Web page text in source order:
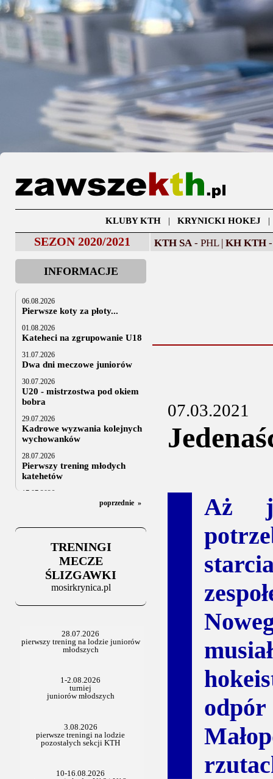
KLUBY KTH| KRYNICKI HOKEJ
SEZON 2020/2021 KTH SA - PHL | KH KTH
INFORMACJE
06.08.2026
Pierwsze koty za płoty...
01.08.2026
Kateheci na zgrupowanie U18
31.07.2026
Dwa dni meczowe juniorów
30.07.2026
U20 - mistrzostwa pod okiem
bobra
29.07.2026
Kadrowe wyzwania kolejnych
wychowanków
28.07.2026
Pierwszy trening młodych
katehetów
17.07.2026
U20: z kraju i z zagranicy
Za trzy tygodnie na lód
06.07.2025
Stowarzyszenie po Walnym
poprzednie »
TRENINGI
MECZE
ŚLIZGAWKI
mosirkrynica.pl
07.03.2021
Aż